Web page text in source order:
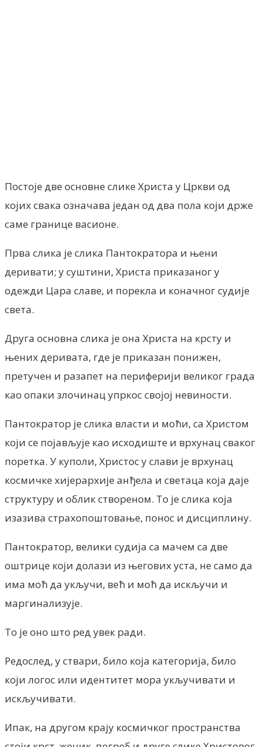
Постоје две основне слике Христа у Цркви од
којих свака означава један од два пола који држе
саме границе васионе.
Прва слика је слика Пантократора и њени
деривати; у суштини, Христа приказаног у
одежди Цара славе, и порекла и коначног судије
света.
Друга основна слика је она Христа на крсту и
њених деривата, где је приказан понижен,
претучен и разапет на периферији великог града
као опаки злочинац упркос својој невиности.
Пантократор је слика власти и моћи, са Христом
који се појављује као исходиште и врхунац сваког
поретка. У куполи, Христос у слави је врхунац
космичке хијерархије анђела и светаца која даје
структуру и облик створеном. То је слика која
изазива страхопоштовање, понос и дисциплину.
Пантократор, велики судија са мачем са две
оштрице који долази из његових уста, не само да
има моћ да укључи, већ и моћ да искључи и
маргинализује.
То је оно што ред увек ради.
Редослед, у ствари, било која категорија, било
који логос или идентитет мора укључивати и
искључивати.
Ипак, на другом крају космичког пространства